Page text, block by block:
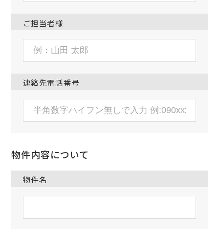
ご担当者様
連絡先電話番号
物件内容について
物件名